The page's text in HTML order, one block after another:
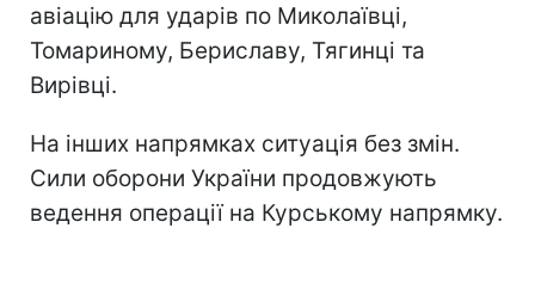
авіацію для ударів по Миколаївці,
Томариному, Бериславу, Тягинці та
Вирівці.
На інших напрямках ситуація без змін.
Сили оборони України продовжують
ведення операції на Курському напрямку.